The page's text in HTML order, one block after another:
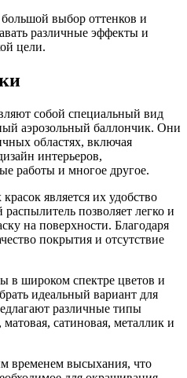
выбор оттенков и
различные эффекты и
цели.
собой специальный вид
аэрозольный баллончик. Они
областях, включая
интерьеров,
работы и многое другое.
является их удобство
позволяет легко и
на поверхности. Благодаря
покрытия и отсутствие
в широком спектре цветов и
идеальный вариант для
различные типы
сатиновая, металлик и
временем высыхания, что